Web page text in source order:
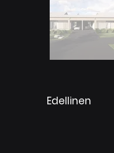
Edellinen